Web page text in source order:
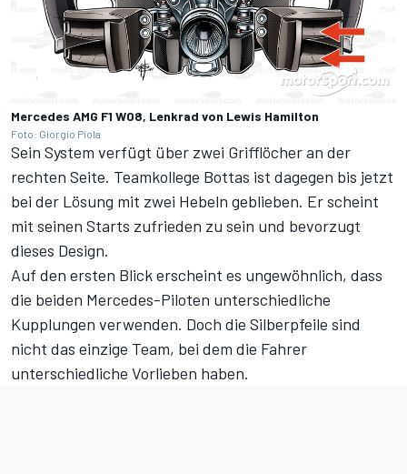
Mercedes AMG F1 W08, Lenkrad von Lewis Hamilton
Foto: Giorgio Piola
Sein System verfügt über zwei Grifflöcher an der
rechten Seite. Teamkollege Bottas ist dagegen bis jetzt
bei der Lösung mit zwei Hebeln geblieben. Er scheint
mit seinen Starts zufrieden zu sein und bevorzugt
dieses Design.
Auf den ersten Blick erscheint es ungewöhnlich, dass
die beiden Mercedes-Piloten unterschiedliche
Kupplungen verwenden. Doch die Silberpfeile sind
nicht das einzige Team, bei dem die Fahrer
unterschiedliche Vorlieben haben.